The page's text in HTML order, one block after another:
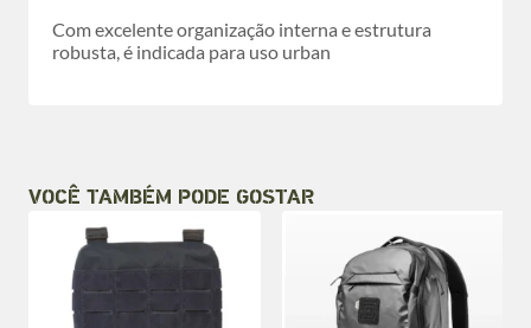
Com excelente organização interna e estrutura
robusta, é indicada para uso urban
VOCÊ TAMBÉM PODE GOSTAR